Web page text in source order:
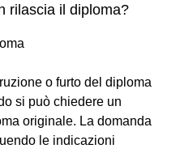
rilascia il diploma?
o furto del diploma
si può chiedere un
originale. La domanda
le indicazioni